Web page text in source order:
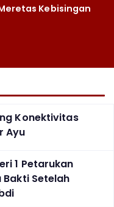
Kebisingan
Konektivitas
Ayu
1 Petarukan
Bakti Setelah